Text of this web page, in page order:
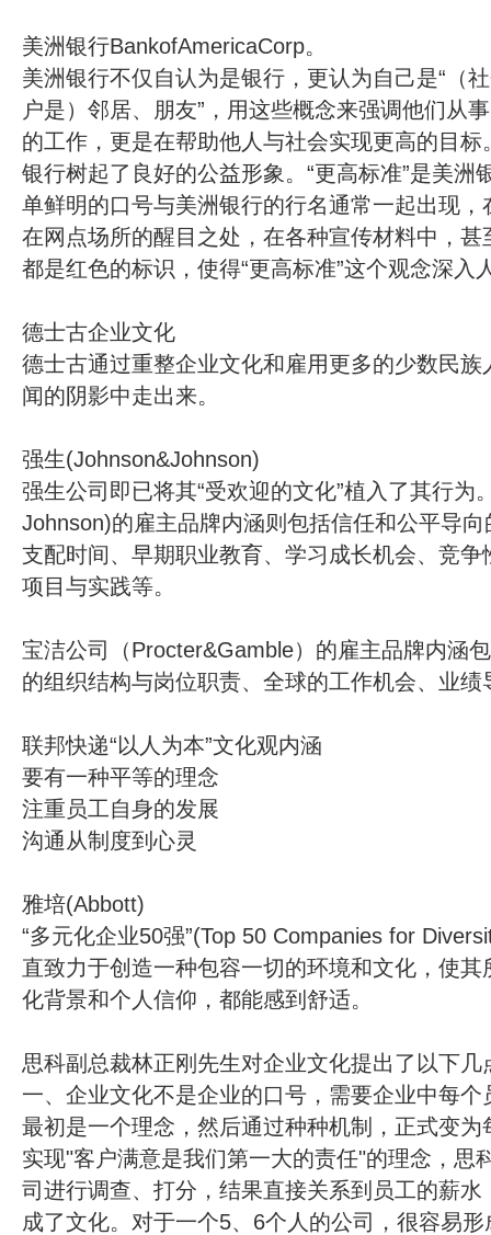
美洲银行BankofAmericaCorp。
美洲银行不仅自认为是银行，更认为自己是“（
户是）邻居、朋友”，用这些概念来强调他们从
的工作，更是在帮助他人与社会实现更高的目
银行树起了良好的公益形象。“更高标准”是美洲
单鲜明的口号与美洲银行的行名通常一起出现
在网点场所的醒目之处，在各种宣传材料中，
都是红色的标识，使得“更高标准”这个观念深入
德士古企业文化
德士古通过重整企业文化和雇用更多的少数民
闻的阴影中走出来。
强生(Johnson&Johnson)
强生公司即已将其“受欢迎的文化”植入了其行为
Johnson)的雇主品牌内涵则包括信任和公平导
支配时间、早期职业教育、学习成长机会、竞
项目与实践等。
宝洁公司（Procter&Gamble）的雇主品牌内涵
的组织结构与岗位职责、全球的工作机会、业
联邦快递“以人为本”文化观内涵
要有一种平等的理念
注重员工自身的发展
沟通从制度到心灵
雅培(Abbott)
“多元化企业50强”(Top 50 Companies for
直致力于创造一种包容一切的环境和文化，使
化背景和个人信仰，都能感到舒适。
思科副总裁林正刚先生对企业文化提出了以下几
一、企业文化不是企业的口号，需要企业中每
最初是一个理念，然后通过种种机制，正式变
实现"客户满意是我们第一大的责任"的理念，思
司进行调查、打分，结果直接关系到员工的薪
成了文化。对于一个5、6个人的公司，很容易